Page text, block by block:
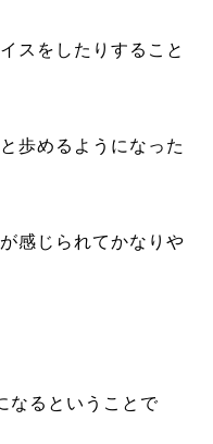
スをしたりすること
歩めるようになった
感じられてかなりや
なるということで